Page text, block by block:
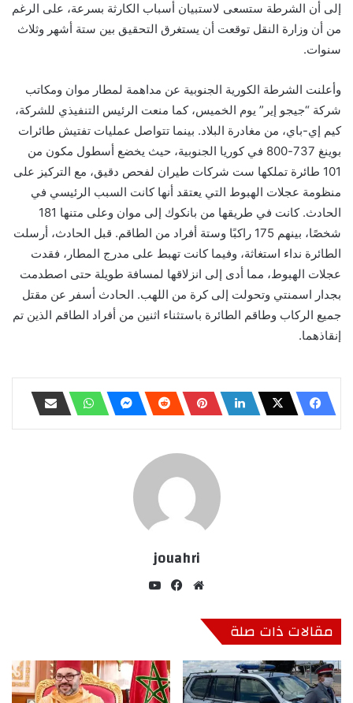
إلى أن الشرطة ستسعى لاستبيان أسباب الكارثة بسرعة، على الرغم
من أن وزارة النقل توقعت أن يستغرق التحقيق بين ستة أشهر وثلاث
سنوات.
وأعلنت الشرطة الكورية الجنوبية عن مداهمة لمطار موان ومكاتب
شركة “جيجو إير” يوم الخميس، كما منعت الرئيس التنفيذي للشركة،
كيم إي-باي، من مغادرة البلاد. بينما تتواصل عمليات تفتيش طائرات
بوينغ 737-800 في كوريا الجنوبية، حيث يخضع أسطول مكون من
101 طائرة تملكها ست شركات طيران لفحص دقيق، مع التركيز على
منظومة عجلات الهبوط التي يعتقد أنها كانت السبب الرئيسي في
الحادث. كانت في طريقها من بانكوك إلى موان وعلى متنها 181
شخصًا، بينهم 175 راكبًا وستة أفراد من الطاقم. قبل الحادث، أرسلت
الطائرة نداء استغاثة، وفيما كانت تهبط على مدرج المطار، فقدت
عجلات الهبوط، مما أدى إلى انزلاقها لمسافة طويلة حتى اصطدمت
بجدار اسمنتي وتحولت إلى كرة من اللهب. الحادث أسفر عن مقتل
جميع الركاب وطاقم الطائرة باستثناء اثنين من أفراد الطاقم الذين تم
إنقاذهما.
jouahri
موق
في
مقالات ذات صلة